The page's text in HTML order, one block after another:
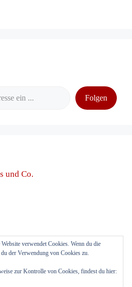
Folgen
und Co.
verwendet Cookies. Wenn du die
der Verwendung von Cookies zu.
zur Kontrolle von Cookies, findest du hier: